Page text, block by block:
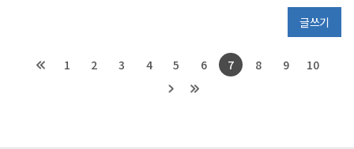
글쓰기
1 2 3 4 5 6 7 8 9 10